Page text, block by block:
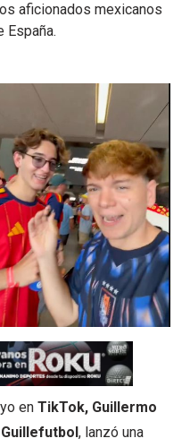
aficionados mexicanos
España.
en TikTok, Guillermo
Guillefutbol, lanzó una